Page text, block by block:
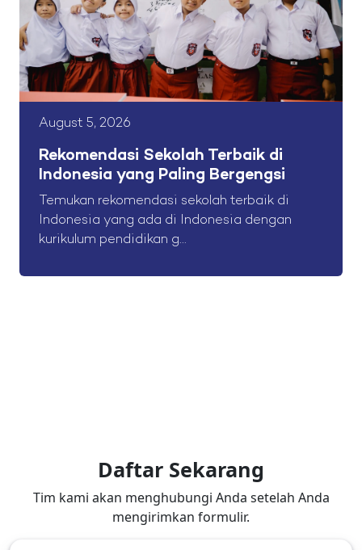
August 5, 2026
Rekomendasi Sekolah Terbaik di
Indonesia yang Paling Bergengsi
Temukan rekomendasi sekolah terbaik di
Indonesia yang ada di Indonesia dengan
kurikulum pendidikan g...
Daftar Sekarang
Tim kami akan menghubungi Anda setelah Anda
mengirimkan formulir.